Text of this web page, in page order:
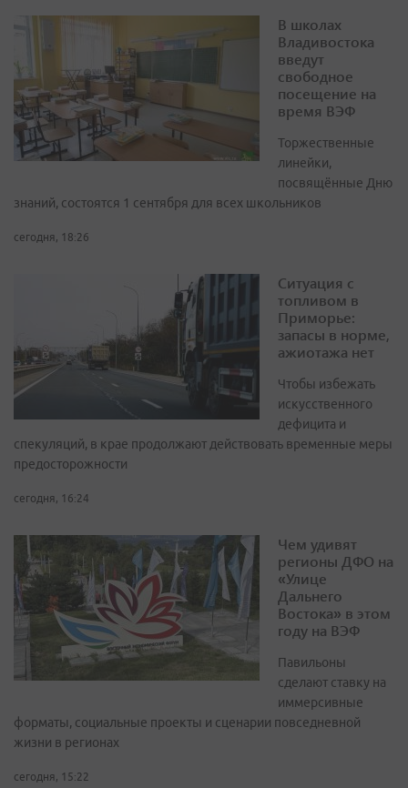
В школах
Владивостока
введут
свободное
посещение на
время ВЭФ
Торжественные
линейки,
посвящённые Дню
знаний, состоятся 1 сентября для всех школьников
сегодня, 18:26
Ситуация с
топливом в
Приморье:
запасы в норме,
ажиотажа нет
Чтобы избежать
искусственного
дефицита и
спекуляций, в крае продолжают действовать временные меры
предосторожности
сегодня, 16:24
Чем удивят
регионы ДФО на
«Улице
Дальнего
Востока» в этом
году на ВЭФ
Павильоны
сделают ставку на
иммерсивные
форматы, социальные проекты и сценарии повседневной
жизни в регионах
сегодня, 15:22